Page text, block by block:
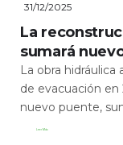
31/12/2025
La
sumará
La obra hidráulica
de evacuación
nuevo puente,
Leer Más